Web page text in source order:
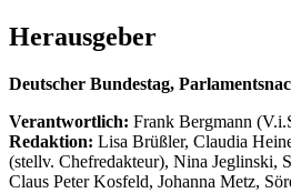
Herausgeber
Deutscher Bundestag,
Verantwortlich: Frank Bergmann
Redaktion: Lisa Brüßler, Claudia
(stellv. Chefredakteur), Nina Jeglinski,
Claus Peter Kosfeld, Johanna Metz,